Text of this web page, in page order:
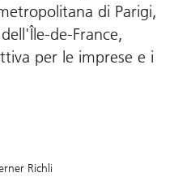
di Parigi,
de-France,
per le imprese e i
Richli